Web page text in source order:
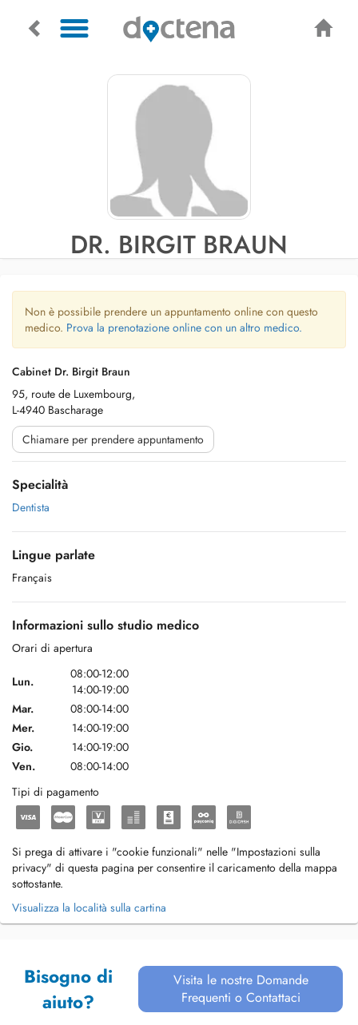
DR. BIRGIT BRAUN
Non è possibile prendere un appuntamento online con questo
medico. Prova la prenotazione online con un altro medico.
Cabinet Dr. Birgit Braun
95, route de Luxembourg,
L-4940 Bascharage
Chiamare per prendere appuntamento
Specialità
Dentista
Lingue parlate
Français
Informazioni sullo studio medico
Orari di apertura
Lun.
08:00-12:00
14:00-19:00
Mar.
08:00-14:00
Mer.
14:00-19:00
Gio.
14:00-19:00
Ven.
08:00-14:00
Tipi di pagamento
Si prega di attivare i "cookie funzionali" nelle "Impostazioni sulla
privacy" di questa pagina per consentire il caricamento della mappa
sottostante.
Visualizza la località sulla cartina
Bisogno di
aiuto?
Visita le nostre Domande
Frequenti o Contattaci